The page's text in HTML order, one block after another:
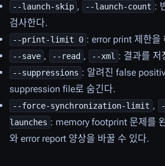
--launch-skip , --launch-count :
검사한다.
--print-limit 0 : error print 제한을
--save , --read , --xml : 결과를 저
--suppressions : 알려진 false
suppression file로 숨긴다.
--force-synchronization-limit ,
launches : memory footprint 문제를
와 error report 양상을 바꿀 수 있다.